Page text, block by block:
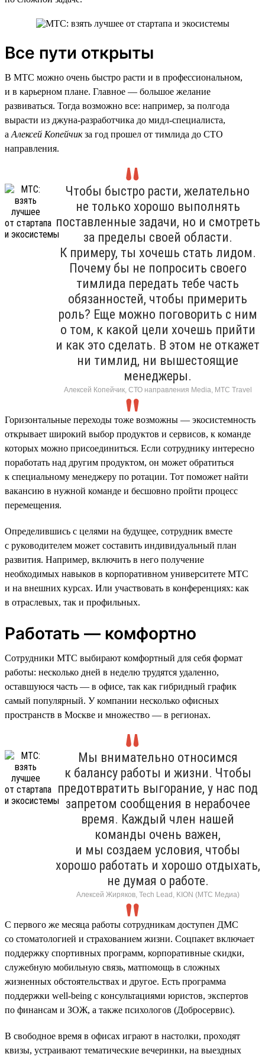
Все пути открыты
В МТС можно очень быстро расти и в профессиональном,
и в карьерном плане. Главное — большое желание
развиваться. Тогда возможно все: например, за полгода
вырасти из джуна-разработчика до мидл-специалиста,
а Алексей Копейчикза год прошел от тимлида до CTO
направления.
Чтобы быстро расти, желательно
не только хорошо выполнять
поставленные задачи, но и смотреть
за пределы своей области.
К примеру, ты хочешь стать лидом.
Почему бы не попросить своего
тимлида передать тебе часть
обязанностей, чтобы примерить
роль? Еще можно поговорить с ним
о том, к какой цели хочешь прийти
и как это сделать. В этом не откажет
ни тимлид, ни вышестоящие
менеджеры.
Алексей Копейчик, СТО направления Media, МТС Travel
Горизонтальные переходы тоже возможны — экосистемность
открывает широкий выбор продуктов и сервисов, к команде
которых можно присоединиться. Если сотруднику интересно
поработать над другим продуктом, он может обратиться
к специальному менеджеру по ротации. Тот поможет найти
вакансию в нужной команде и бесшовно пройти процесс
перемещения.
Определившись с целями на будущее, сотрудник вместе
с руководителем может составить индивидуальный план
развития. Например, включить в него получение
необходимых навыков в корпоративном университете МТС
и на внешних курсах. Или участвовать в конференциях: как
в отраслевых, так и профильных.
Работать — комфортно
Сотрудники МТС выбирают комфортный для себя формат
работы: несколько дней в неделю трудятся удаленно,
оставшуюся часть — в офисе, так как гибридный график
самый популярный. У компании несколько офисных
пространств в Москве и множество — в регионах.
Мы внимательно относимся
к балансу работы и жизни. Чтобы
предотвратить выгорание, у нас под
запретом сообщения в нерабочее
время. Каждый член нашей
команды очень важен,
и мы создаем условия, чтобы
хорошо работать и хорошо отдыхать,
не думая о работе.
Алексей Жиряков, Tech Lead, KION (МТС Медиа)
С первого же месяца работы сотрудникам доступен ДМС
со стоматологией и страхованием жизни. Соцпакет включает
поддержку спортивных программ, корпоративные скидки,
служебную мобильную связь, матпомощь в сложных
жизненных обстоятельствах и другое. Есть программа
поддержки well-being с консультациями юристов, экспертов
по финансам и ЗОЖ, а также психологов (Добросервис).
В свободное время в офисах играют в настолки, проходят
квизы, устраивают тематические вечеринки, на выездных